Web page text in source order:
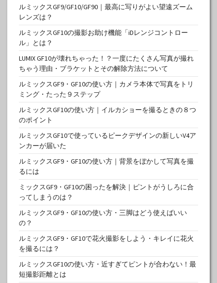
ルミックスGF9/GF10/GF90｜最高に写りがよい望遠ズーム
レンズは？
ルミックスGF10の撮影お助け機能「iDレンジコントロー
ル」とは？
LUMIX GF10が壊れちゃった！？一度にたくさん写真が撮れ
ちゃう理由・ブラケットとその解除方法について
ルミックスGF9・GF10の使い方｜カメラ本体で写真をトリ
ミング・たった９ステップ
ルミックスGF10の使い方｜イルカショーを撮るときの８つ
のポイント
ルミックスGF10で使っているピークデザインの新しいV4ア
ンカーが届いた
ルミックスGF9・GF10の使い方｜背景をぼかして写真を撮
るには
ミックスGF9・GF10の困ったを解決｜ピントがうしろに合
ってしまうのは？
ルミックスGF9・GF10の使い方・三脚はどう使えばいい
の？
ルミックスGF9・GF10で花火撮影をしよう・キレイに花火
を撮るには？
ルミックスGF10の使い方・近すぎてピントが合わない！最
短撮影距離とは